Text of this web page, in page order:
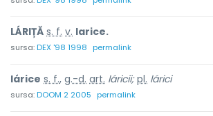
LÁRIȚĂ s. f. v. larice.
sursa:DEX '98 1998 permalink
lárice s. f., g.-d. art. láricii; pl. lárici
sursa:DOOM 2 2005 permalink